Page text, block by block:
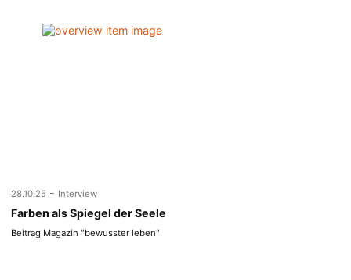
28.10.25 - Interview
Farben als Spiegel der Seele
Beitrag Magazin "bewusster leben"